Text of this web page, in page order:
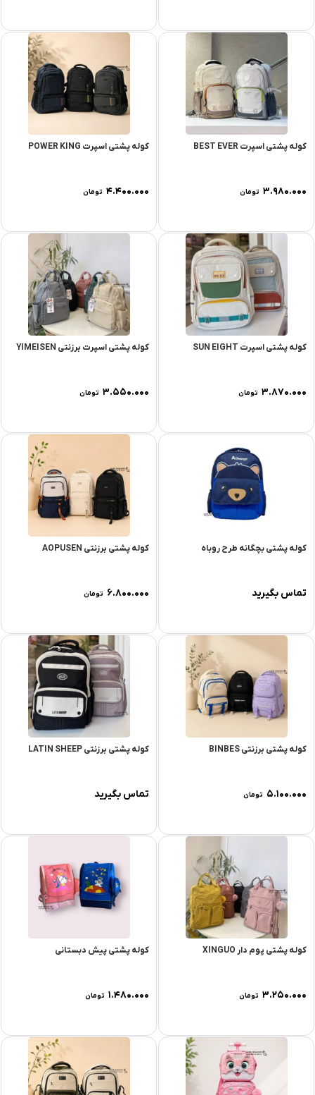
کوله پشتی اسپرت BEST EVER
۳.۹۸۰.۰۰۰ تومان
کوله پشتی اسپرت POWER KING
۴.۴۰۰.۰۰۰ تومان
کوله پشتی اسپرت SUN EIGHT
۳.۸۷۰.۰۰۰ تومان
کوله پشتی اسپرت برزنتی YIMEISEN
۳.۵۵۰.۰۰۰ تومان
کوله پشتی بچگانه طرح روباه
تماس بگیرید
کوله پشتی برزنتی AOPUSEN
۶.۸۰۰.۰۰۰ تومان
کوله پشتی برزنتی BINBES
۵.۱۰۰.۰۰۰ تومان
کوله پشتی برزنتی LATIN SHEEP
تماس بگیرید
کوله پشتی پوم دار XINGUO
۳.۲۵۰.۰۰۰ تومان
کوله پشتی پیش دبستانی
۱.۴۸۰.۰۰۰ تومان